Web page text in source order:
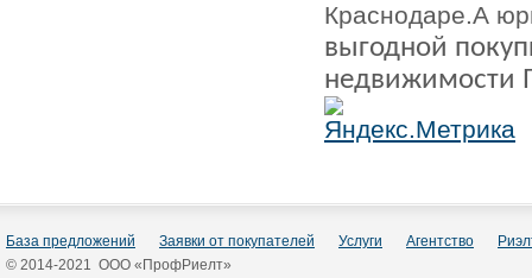
Краснодаре.А
выгодной
недвижимости
База предложений Заявки от покупателей Услуги Агентство
© 2014-2021 ООО «ПрофРиелт»